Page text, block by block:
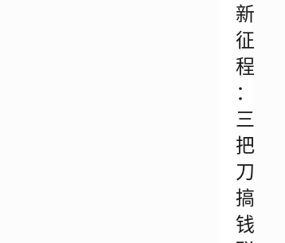
新
征
程
：
三
把
刀
搞
钱